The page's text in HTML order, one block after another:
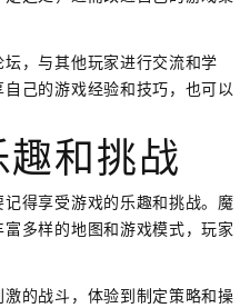
，与其他玩家进行交流和学
己的游戏经验和技巧，也可以
和挑战
得享受游戏的乐趣和挑战。魔
多样的地图和游戏模式，玩家
的战斗，体验到制定策略和操